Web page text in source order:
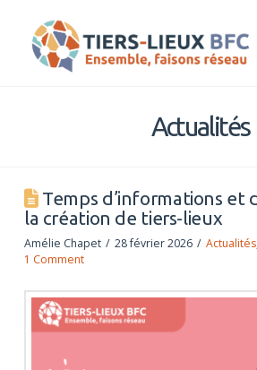
Tiers-
Lieux
Actualités
Temps d’informations et
la création de tiers-lieux
Amélie Chapet 28 février 2026 Actualités
1 Comment